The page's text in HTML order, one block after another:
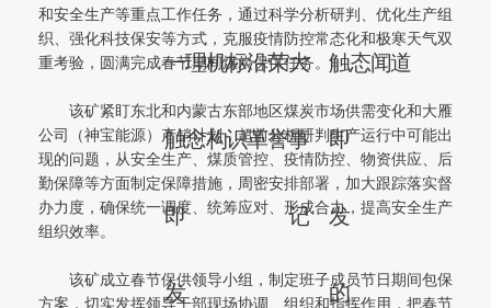
一
触
即
发
理
念
机
构
标
识
沿
革
荣
誉
大
事
记
触
即
发
的
态闻道
和安全生产等重点工作任务，通过科学分析研判、优化生产组
织、强化科技保安等方式，克服疫情防控常态化和极寒天气双
重考验，圆满完成春节期间煤炭保供任务。
该矿紧盯东北和内蒙古东部地区煤炭市场供需变化和大雁
公司（神宝能源）产销计划，超前分析研判生产运行中可能出
现的问题，从安全生产、煤质管控、疫情防控、物资供应、后
勤保障等方面制定保障措施，周密安排部署，加大跟踪落实督
办力度，确保统一调度、统筹应对、形成合力，提高安全生产
组织效率。
该矿成立春节保供领导小组，制定班子成员节日期间包保
方案，切实发挥领导干部现场协调、组织和指挥作用，把春节